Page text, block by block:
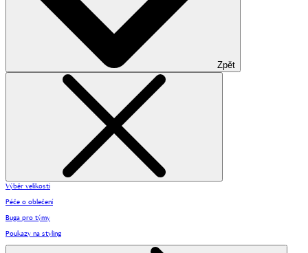
Zpět
Výběr velikosti
Péče o oblečení
Buga pro týmy
Poukazy na styling